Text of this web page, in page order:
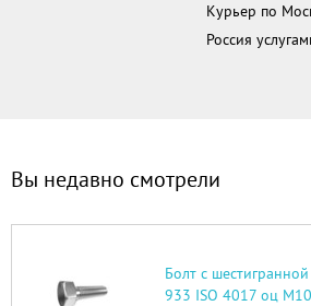
Курьер по
Россия
Вы недавно смотрели
Болт с
933 ISO 4017 оц